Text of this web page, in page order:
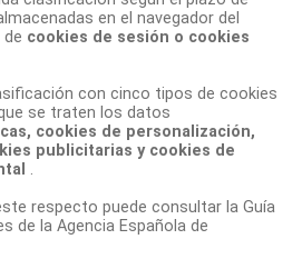
en el navegador del
cookies de sesión o cookies
con cinco tipos de cookies
se traten los datos
cookies de personalización,
publicitarias y cookies de
.
respecto puede consultar la Guía
de la Agencia Española de